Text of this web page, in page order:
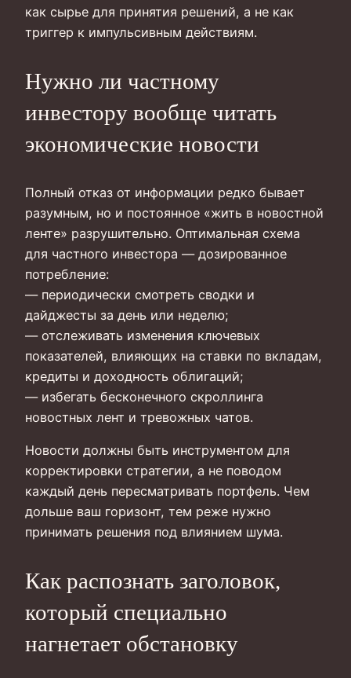
как сырье для принятия решений, а не как
триггер к импульсивным действиям.
Нужно ли частному
инвестору вообще читать
экономические новости
Полный отказ от информации редко бывает
разумным, но и постоянное «жить в новостной
ленте» разрушительно. Оптимальная схема
для частного инвестора — дозированное
потребление:
— периодически смотреть сводки и
дайджесты за день или неделю;
— отслеживать изменения ключевых
показателей, влияющих на ставки по вкладам,
кредиты и доходность облигаций;
— избегать бесконечного скроллинга
новостных лент и тревожных чатов.
Новости должны быть инструментом для
корректировки стратегии, а не поводом
каждый день пересматривать портфель. Чем
дольше ваш горизонт, тем реже нужно
принимать решения под влиянием шума.
Как распознать заголовок,
который специально
нагнетает обстановку